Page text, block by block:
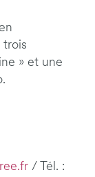
trois
» et une
/ Tél. :